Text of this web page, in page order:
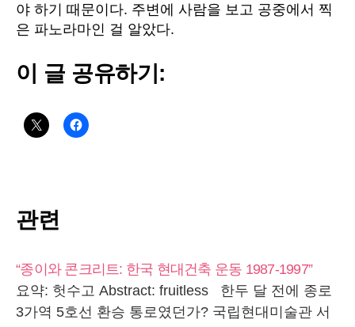
야 하기 때문이다. 주변에 사람을 보고 공중에서 찍
은 파노라마인 걸 알았다.
이 글 공유하기:
관련
“종이와 콘크리트: 한국 현대건축 운동 1987-1997”
요약: 헛수고 Abstract: fruitless 한두 달 전에 종로
3가역 5호선 환승 통로였던가? 국립현대미술관 서